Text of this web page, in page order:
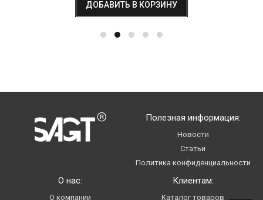
ДОБАВИТЬ В КОРЗИНУ
О нас:
О компании
Клиентам:
Каталог товаров
Полезная информация:
Новости
Статьи
Политика конфиденциальности